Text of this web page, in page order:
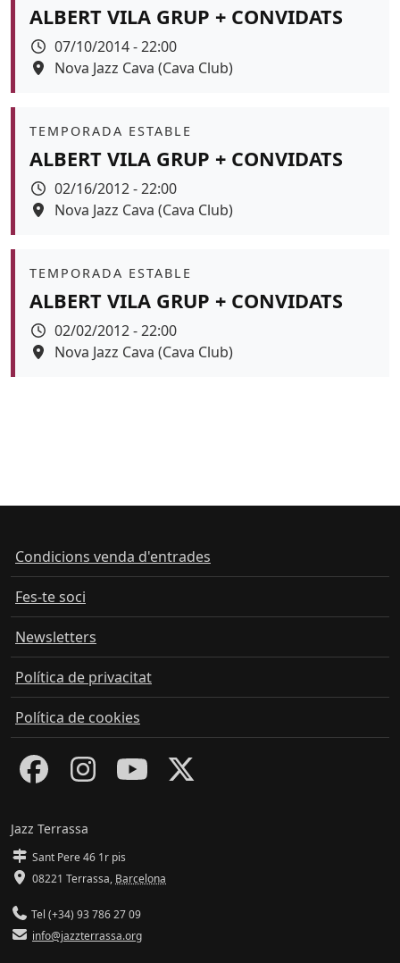
ALBERT VILA GRUP + CONVIDATS
Data
07/10/2014 - 22:00
Espai
Nova Jazz Cava (Cava Club)
Àmbit
TEMPORADA ESTABLE
ALBERT VILA GRUP + CONVIDATS
Data
02/16/2012 - 22:00
Espai
Nova Jazz Cava (Cava Club)
Àmbit
TEMPORADA ESTABLE
ALBERT VILA GRUP + CONVIDATS
Data
02/02/2012 - 22:00
Espai
Nova Jazz Cava (Cava Club)
Condicions venda d'entrades
Fes-te soci
Newsletters
Política de privacitat
Política de cookies
Jazz Terrassa
Sant Pere 46 1r pis
08221 Terrassa, Barcelona
Tel (+34) 93 786 27 09
info@jazzterrassa.org